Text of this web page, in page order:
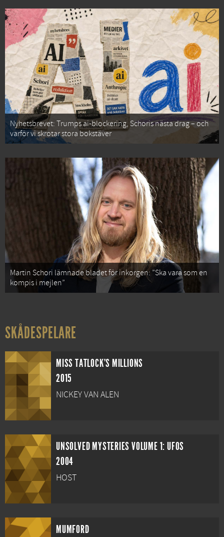
Nyhetsbrevet: Trumps ai-blockering, Schoris nästa drag – och
varför vi skrotar stora bokstäver
Martin Schori lämnade bladet för inkorgen: ”Ska vara som en
kompis i mejlen”
SKÅDESPELARE
MISS TATLOCK'S MILLIONS
2015
NICKEY VAN ALEN
UNSOLVED MYSTERIES VOLUME 1: UFOS
2004
HOST
MUMFORD